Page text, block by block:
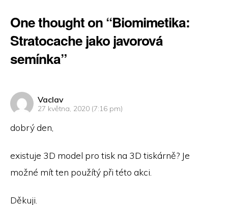
One thought on “Biomimetika:
Stratocache jako javorová
semínka”
Vaclav
napsal:
27 května, 2020 (7:16 pm)
dobrý den,
existuje 3D model pro tisk na 3D tiskárně? Je
možné mít ten použítý při této akci.
Děkuji.